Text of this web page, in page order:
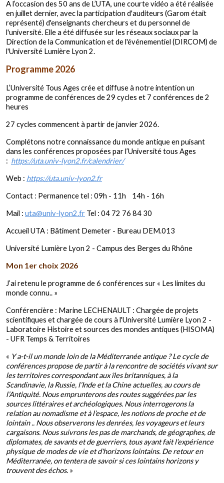
A l’occasion des 50 ans de L’UTA, une courte vidéo a été réalisée
en juillet dernier, avec la participation d'auditeurs (Garom était
représenté) d'enseignants chercheurs et du personnel de
l'université. Elle a été diffusée sur les réseaux sociaux par la
Direction de la Communication et de l'événementiel (DIRCOM) de
l'Université Lumière Lyon 2.
Programme 2026
L’Université Tous Ages crée et diffuse à notre intention un
programme de conférences de 29 cycles et 7 conférences de 2
heures
27 cycles commencent à partir de janvier 2026.
Complétons notre connaissance du monde antique en puisant
dans les conférences proposées par l’Université tous Ages
: https://uta.univ-lyon2.fr/calendrier/
Web : https://uta.univ-lyon2.fr
Contact : Permanence tel : 09h - 11h 14h - 16h
Mail : uta@univ-lyon2.fr Tel : 04 72 76 84 30
Accueil UTA : Bâtiment Demeter - Bureau DEM.013
Université Lumière Lyon 2 - Campus des Berges du Rhône
Mon 1er choix 2026
J’ai retenu le programme de 6 conférences sur « Les limites du
monde connu.. »
Conférencière : Marine LECHENAULT : Chargée de projets
scientifiques et chargée de cours à l'Université Lumière Lyon 2 -
Laboratoire Histoire et sources des mondes antiques (HISOMA)
- UFR Temps & Territoires
« Y a-t-il un monde loin de la Méditerranée antique ? Le cycle de
conférences propose de partir à la rencontre de sociétés vivant sur
les territoires correspondant aux îles britanniques, à la
Scandinavie, la Russie, l’Inde et la Chine actuelles, au cours de
l’Antiquité. Nous emprunterons des routes suggérées par les
sources littéraires et archéologiques. Nous interrogerons la
relation au nomadisme et à l’espace, les notions de proche et de
lointain .. Nous observerons les denrées, les voyageurs et leurs
cargaisons. Nous suivrons les pas de marchands, de géographes, de
diplomates, de savants et de guerriers, tous ayant fait l’expérience
physique de modes de vie et d'horizons lointains. De retour en
Méditerranée, on tentera de savoir si ces lointains horizons y
trouvent des échos. »